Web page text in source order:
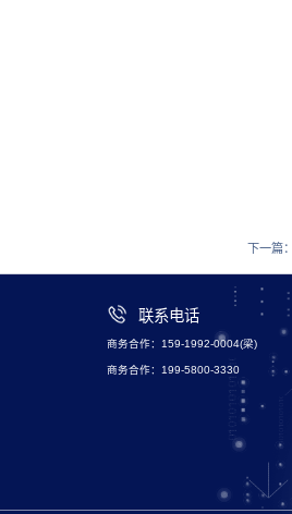
下一篇：
联系电话
商务合作：159-1992-0004(梁)
商务合作：199-5800-3330